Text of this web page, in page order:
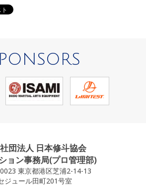
団法人 日本修斗協会
ョン事務局(プロ管理部)
東京都港区芝浦2-14-13
ジュール田町201号室